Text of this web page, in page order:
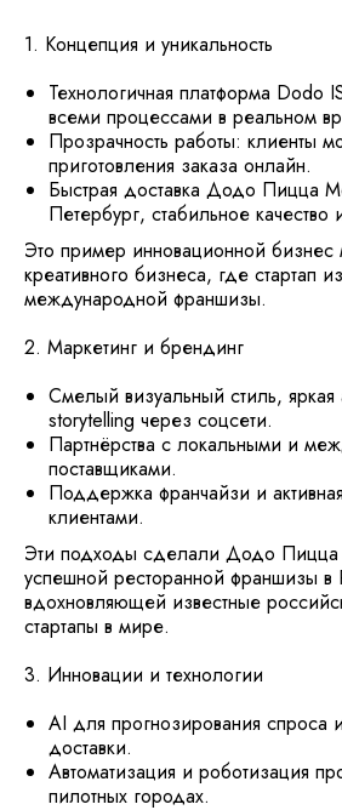
1. Концепция и уникальность
Технологичная платформа Dodo
всеми процессами в реальном
Прозрачность работы: клиенты
приготовления заказа онлайн.
Быстрая доставка Додо Пицца
Петербург, стабильное качество
Это пример инновационной
креативного бизнеса, где стартап
международной франшизы.
2. Маркетинг и брендинг
Смелый визуальный стиль, яркая
storytelling через соцсети.
Партнёрства с локальными и
поставщиками.
Поддержка франчайзи и
клиентами.
Эти подходы сделали Додо
успешной ресторанной франшизы в
вдохновляющей известные
стартапы в мире.
3. Инновации и технологии
AI для прогнозирования спроса
доставки.
Автоматизация и роботизация
пилотных городах.